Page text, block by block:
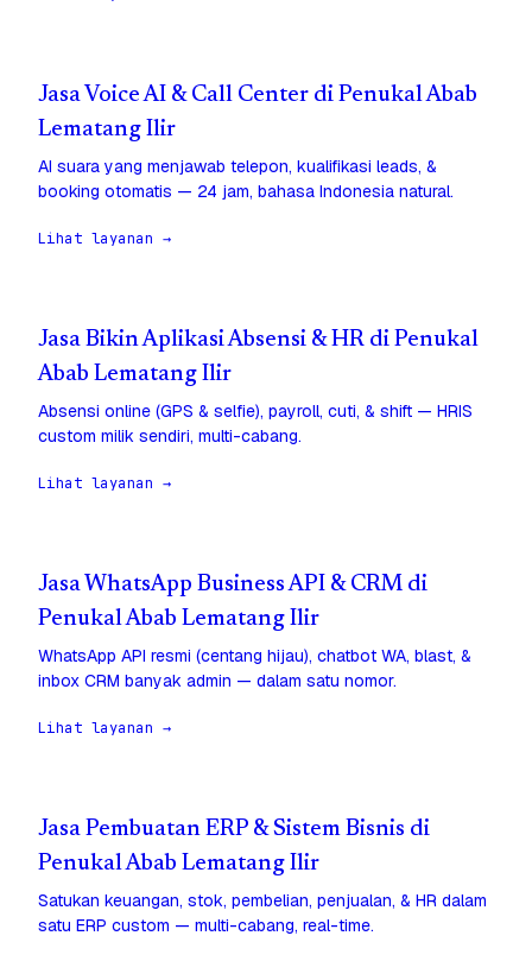
Jasa Voice AI & Call Center di Penukal Abab
Lematang Ilir
AI suara yang menjawab telepon, kualifikasi leads, &
booking otomatis — 24 jam, bahasa Indonesia natural.
Lihat layanan →
Jasa Bikin Aplikasi Absensi & HR di Penukal
Abab Lematang Ilir
Absensi online (GPS & selfie), payroll, cuti, & shift — HRIS
custom milik sendiri, multi-cabang.
Lihat layanan →
Jasa WhatsApp Business API & CRM di
Penukal Abab Lematang Ilir
WhatsApp API resmi (centang hijau), chatbot WA, blast, &
inbox CRM banyak admin — dalam satu nomor.
Lihat layanan →
Jasa Pembuatan ERP & Sistem Bisnis di
Penukal Abab Lematang Ilir
Satukan keuangan, stok, pembelian, penjualan, & HR dalam
satu ERP custom — multi-cabang, real-time.